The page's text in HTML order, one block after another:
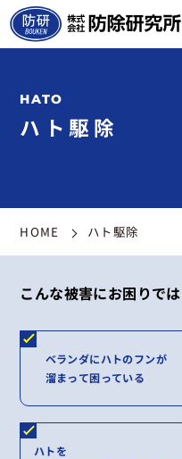
ハト駆除
HOME ハト駆除
こんな被害にお困りで
ベランダにハトのフンが
溜まって困っている
ハトを